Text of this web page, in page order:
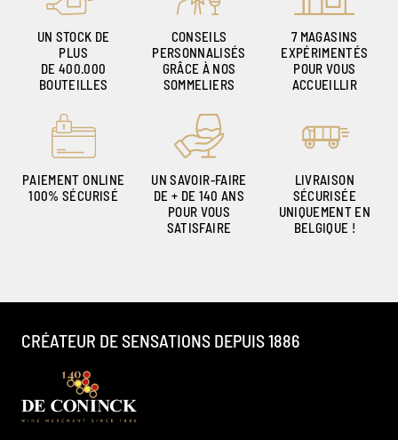
UN STOCK DE
PLUS
DE 400.000
BOUTEILLES
CONSEILS
PERSONNALISÉS
GRÂCE À NOS
SOMMELIERS
7 MAGASINS
EXPÉRIMENTÉS
POUR VOUS
ACCUEILLIR
PAIEMENT ONLINE
100% SÉCURISÉ
UN SAVOIR-FAIRE
DE + DE 140 ANS
POUR VOUS
SATISFAIRE
LIVRAISON
SÉCURISÉE
UNIQUEMENT EN
BELGIQUE !
CRÉATEUR DE SENSATIONS DEPUIS 1886